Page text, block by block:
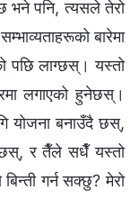
भने पनि, त्यसले तेरो
बारेमा
पछि लाग्छस्। यस्तो
लगाएको हुनेछस्।
योजना बनाउँदै छस्,
छस्, र तैँले सधैँ यस्तो
गर्न सक्छु? मेरो